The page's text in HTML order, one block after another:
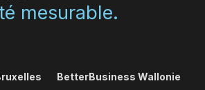
mesurable.
BetterBusiness Wallonie